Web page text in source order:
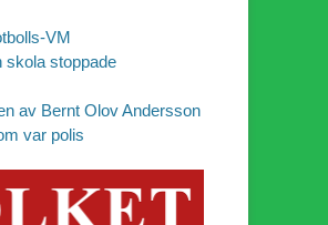
VM
skola stoppade
av Bernt Olov Andersson
var polis